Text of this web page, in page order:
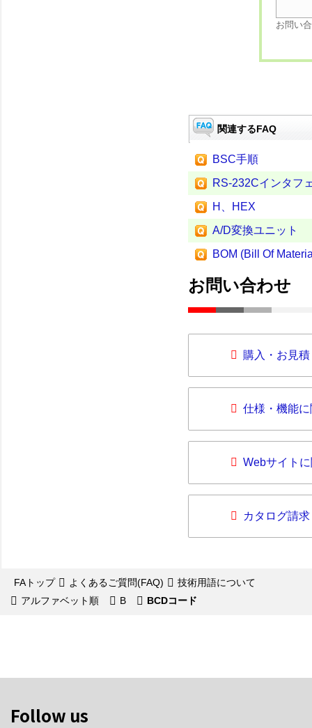
お問い
関連するFAQ
BSC手順
RS-232Cインタフ
H、HEX
A/D変換ユニット
BOM (Bill Of
お問い合わせ
購入・お見
仕様・機能
Webサイト
カタログ請求
FAトップ よくあるご質問(FAQ)
技術用語について
アルファベット順
B BCDコード
Follow us